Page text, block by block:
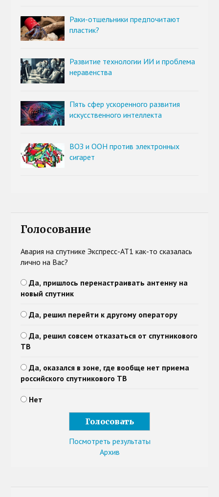
Раки-отшельники предпочитают
пластик?
Развитие технологии ИИ и проблема
неравенства
Пять сфер ускоренного развития
искусственного интеллекта
ВОЗ и ООН против электронных
сигарет
Голосование
Авария на спутнике Экспресс-АТ1 как-то сказалась
лично на Вас?
Да, пришлось перенастраивать антенну на
новый спутник
Да, решил перейти к другому оператору
Да, решил совсем отказаться от спутникового
ТВ
Да, оказался в зоне, где вообще нет приема
российского спутникового ТВ
Нет
Посмотреть результаты
Архив